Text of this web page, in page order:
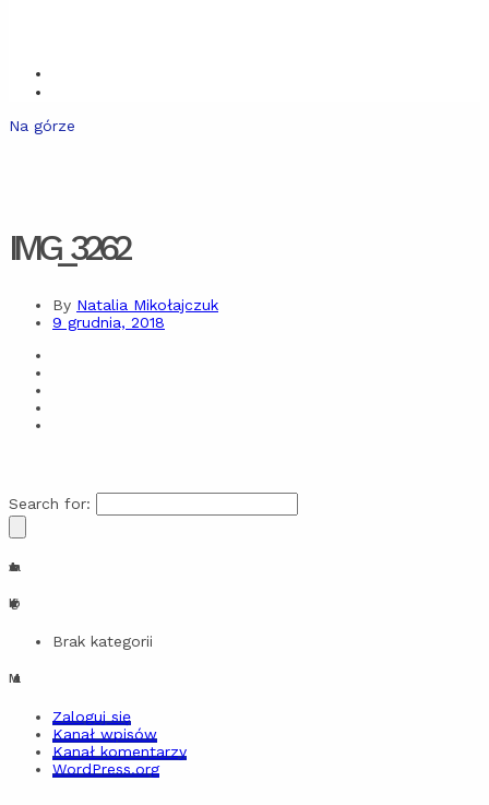
Na górze
IMG_3262
By Natalia Mikołajczuk
9 grudnia, 2018
Search for:
Archiwa
Kategorie
Brak kategorii
Meta
Zaloguj się
Kanał wpisów
Kanał komentarzy
WordPress.org